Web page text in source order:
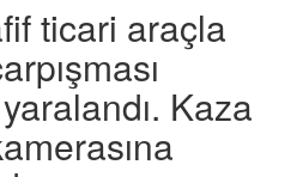
ticari araçla
Kaza